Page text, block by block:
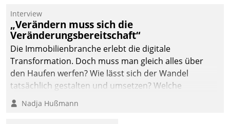
Interview
„Verändern muss sich die
Veränderungsbereitschaft“
Die Immobilienbranche erlebt die digitale
Transformation. Doch muss man gleich alles über
den Haufen werfen? Wie lässt sich der Wandel
tatsächlich gestalten und umsetzen? Welche
Argumente zählen wirklich?
Nadja Hußmann